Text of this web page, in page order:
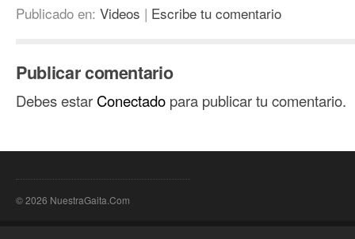
en
Twitter
ventana
nueva)
Facebook
nueva)
Publicado en: Videos | Escribe tu comentario
Publicar comentario
Debes estar Conectado para publicar tu comentario.
© 2026 NuestraGaita.Com